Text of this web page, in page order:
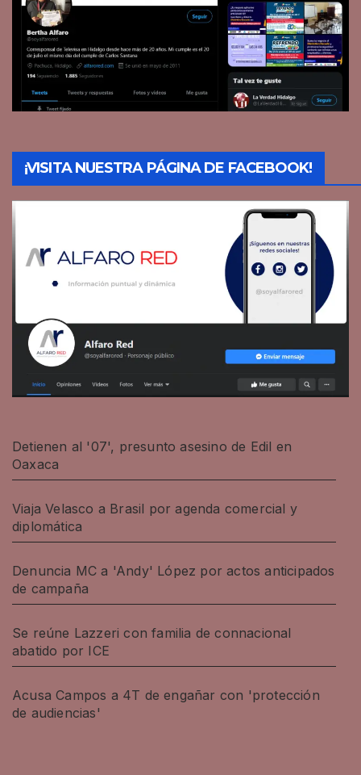
¡VISITA NUESTRA PÁGINA DE FACEBOOK!
Detienen al '07', presunto asesino de Edil en
Oaxaca
Viaja Velasco a Brasil por agenda comercial y
diplomática
Denuncia MC a 'Andy' López por actos anticipados
de campaña
Se reúne Lazzeri con familia de connacional
abatido por ICE
Acusa Campos a 4T de engañar con 'protección
de audiencias'